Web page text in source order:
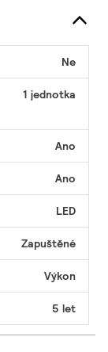
Ne
1 jednotka
Ano
Ano
LED
Zapuštěné
Výkon
5 let